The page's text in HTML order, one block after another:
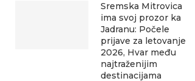
Sremska Mitrovica
ima svoj prozor ka
Jadranu: Počele
prijave za letovanje
2026, Hvar među
najtraženijim
destinacijama